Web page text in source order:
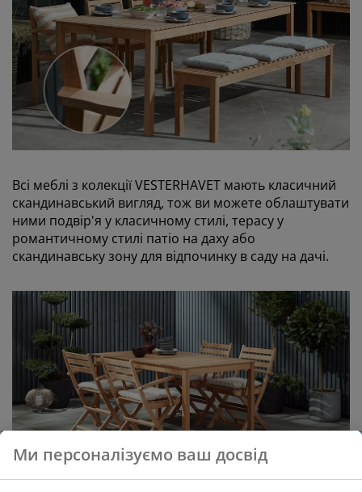
Всі меблі з колекції VESTERHAVET мають класичний
скандинавський вигляд, тож ви можете облаштувати
ними подвір'я у класичному стилі, терасу у
романтичному стилі патіо на даху або
скандинавську зону для відпочинку в саду на дачі.
Ми персоналізуємо ваш досвід